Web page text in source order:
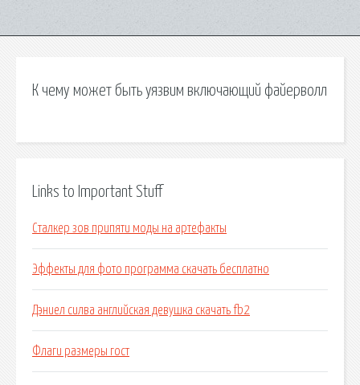
К чему может быть уязвим включающий файерволл
Links to Important Stuff
Сталкер зов припяти моды на артефакты
Эффекты для фото программа скачать бесплатно
Дэниел силва английская девушка скачать fb2
Флаги размеры гост